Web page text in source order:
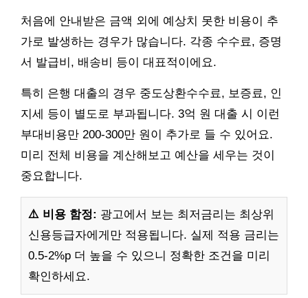
처음에 안내받은 금액 외에 예상치 못한 비용이 추
가로 발생하는 경우가 많습니다. 각종 수수료, 증명
서 발급비, 배송비 등이 대표적이에요.
특히 은행 대출의 경우 중도상환수수료, 보증료, 인
지세 등이 별도로 부과됩니다. 3억 원 대출 시 이런
부대비용만 200-300만 원이 추가로 들 수 있어요.
미리 전체 비용을 계산해보고 예산을 세우는 것이
중요합니다.
⚠️ 비용 함정: 광고에서 보는 최저금리는 최상위
신용등급자에게만 적용됩니다. 실제 적용 금리는
0.5-2%p 더 높을 수 있으니 정확한 조건을 미리
확인하세요.